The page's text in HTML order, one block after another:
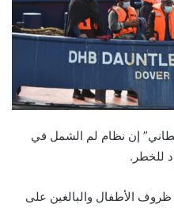
إن نظام لم الشمل في
للخطر.
الأطفال والبالغين على